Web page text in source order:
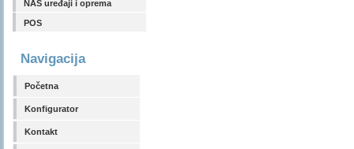
NAS uređaji i oprema
POS
Navigacija
Početna
Konfigurator
Kontakt